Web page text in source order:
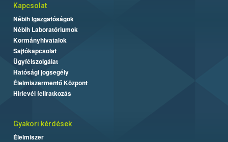
Kapcsolat
Nébih Igazgatóságok
Nébih Laboratóriumok
Kormányhivatalok
Sajtókapcsolat
Ügyfélszolgálat
Hatósági jogsegély
Élelmiszermentő Központ
Hírlevél feliratkozás
Gyakori kérdések
Élelmiszer